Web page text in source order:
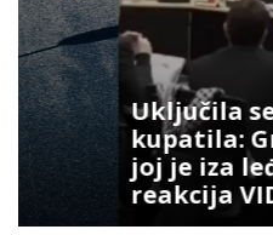
Uključila se na
kupatila:
joj je iza leđa,
reakcija VIDEO